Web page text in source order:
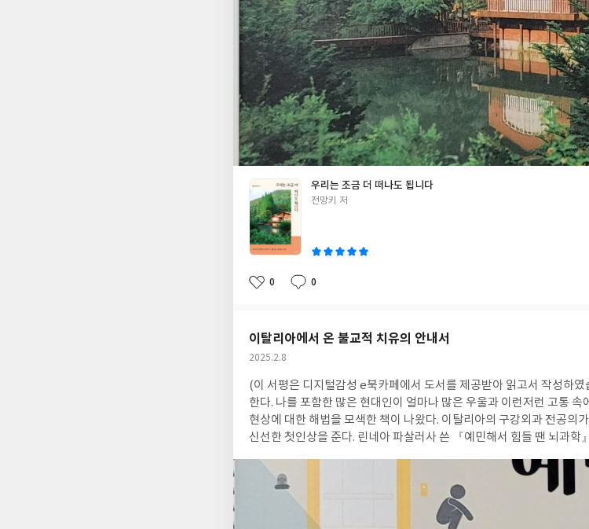
를 바란다.
우리는 조금 더 떠나도 됩니다
글
전망키 저
좋
0
댓
0
작
이탈리아에서 온 불교적 치유의 안내서
작
일
2025.2.8
(이 서평은 디지털감성 e북카페에서 도서를 제공받아 읽고서 작성하였습니다.) 분명 이유가 없지는 않을
한다. 나를 포함한 많은 현대인이 얼마나 많은 우울과 이런저런 고통
현상에 대한 해법을 모색한 책이 나왔다. 이탈리아의 구강외과 전공의
신선한 첫인상을 준다. 린네아 파살러사 쓴 『예민해서 힘들 땐 뇌과학
밀라레빠"의 이야기와 인연이 닿은 순간부터 시작하니 말이다. 그리고
적 색채가 강한 통합적인 관점이 계속 유지 되는 것을 확인할 수 있었다
동양적이고 깊이가 있는 불교적인 관점에서 건강과 회복을 이야기한다
라 변화하는 과정에서의 건강을 제시하는 관점이다. 즉 동양의 중용이